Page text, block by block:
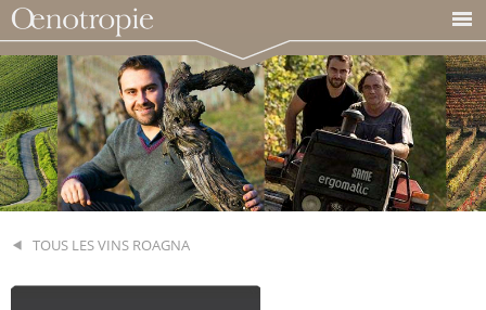
TOUS LES VINS ROAGNA